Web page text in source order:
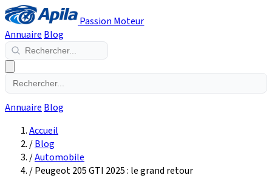
Passion Moteur
Annuaire Blog
Annuaire Blog
Accueil
/Blog
/Automobile
/Peugeot 205 GTI 2025 : le grand retour